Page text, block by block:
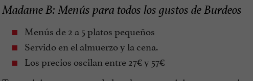
Madame B: Menús para todos los gustos de Burdeos
Menús de 2 a 5 platos pequeños
Servido en el almuerzo y la cena.
Los precios oscilan entre 27€ y 57€